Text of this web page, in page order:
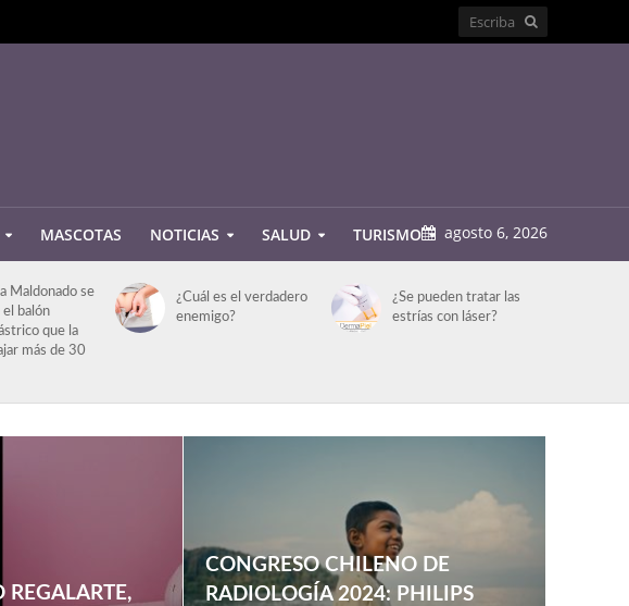
MASCOTAS NOTICIAS SALUD TURISMO agosto 6, 2026
Maldonado se
balón
que la
más de 30
¿Cuál es el verdadero
enemigo?
¿Se pueden tratar las
estrías con láser?
REGALARTE,
CONGRESO CHILENO DE
RADIOLOGÍA 2024: PHILIPS